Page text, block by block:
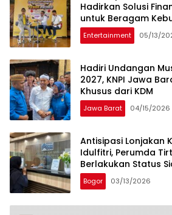
Hadirkan Solusi
untuk Beragam
Entertainment 05/13/
Hadiri Undangan
2027, KNPI Jawa
Khusus dari KDM
Jawa Barat 04/15/2026
Antisipasi Lonjakan
Idulfitri, Perumda
Berlakukan Status
Bogor 03/13/2026